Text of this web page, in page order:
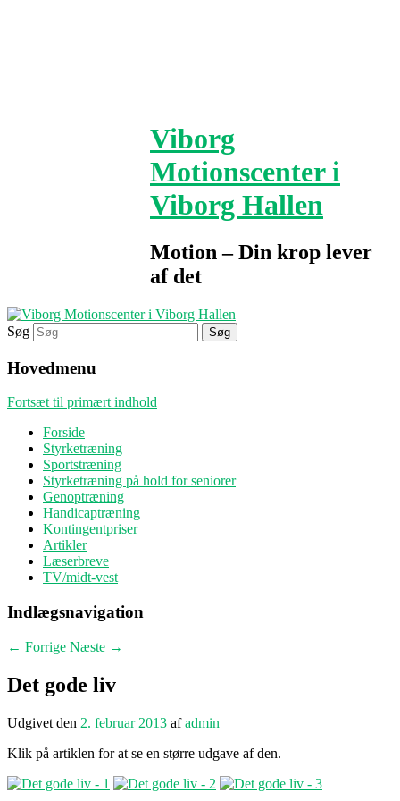
Viborg
Motionscenter i
Viborg Hallen
Motion – Din krop lever
af det
Søg
Hovedmenu
Fortsæt til primært indhold
Forside
Styrketræning
Sportstræning
Styrketræning på hold for seniorer
Genoptræning
Handicaptræning
Kontingentpriser
Artikler
Læserbreve
TV/midt-vest
Indlægsnavigation
← Forrige Næste →
Det gode liv
Udgivet den 2. februar 2013 afadmin
Klik på artiklen for at se en større udgave af den.